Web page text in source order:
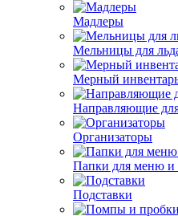
Мадлеры
Мельницы для
Мерный
Направляющие
Организаторы
Папки для меню и
Подставки